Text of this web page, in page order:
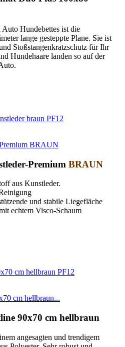
Hundebettes ist die
lange gesteppte Plane. Sie ist
Stoßstangenkratzschutz für Ihr
Hundehaare landen so auf der
PF12
BRAUN
Premium BRAUN
aus Kunstleder.
und stabile Liegefläche
echtem Visco-Schaum
PF12
cm hellbraun...
90x70 cm hellbraun
angesagten und trendigem